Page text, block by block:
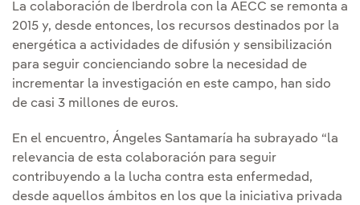
La colaboración de Iberdrola con la AECC se remonta a
2015 y, desde entonces, los recursos destinados por la
energética a actividades de difusión y sensibilización
para seguir concienciando sobre la necesidad de
incrementar la investigación en este campo, han sido
de casi 3 millones de euros.
En el encuentro, Ángeles Santamaría ha subrayado “la
relevancia de esta colaboración para seguir
contribuyendo a la lucha contra esta enfermedad,
desde aquellos ámbitos en los que la iniciativa privada